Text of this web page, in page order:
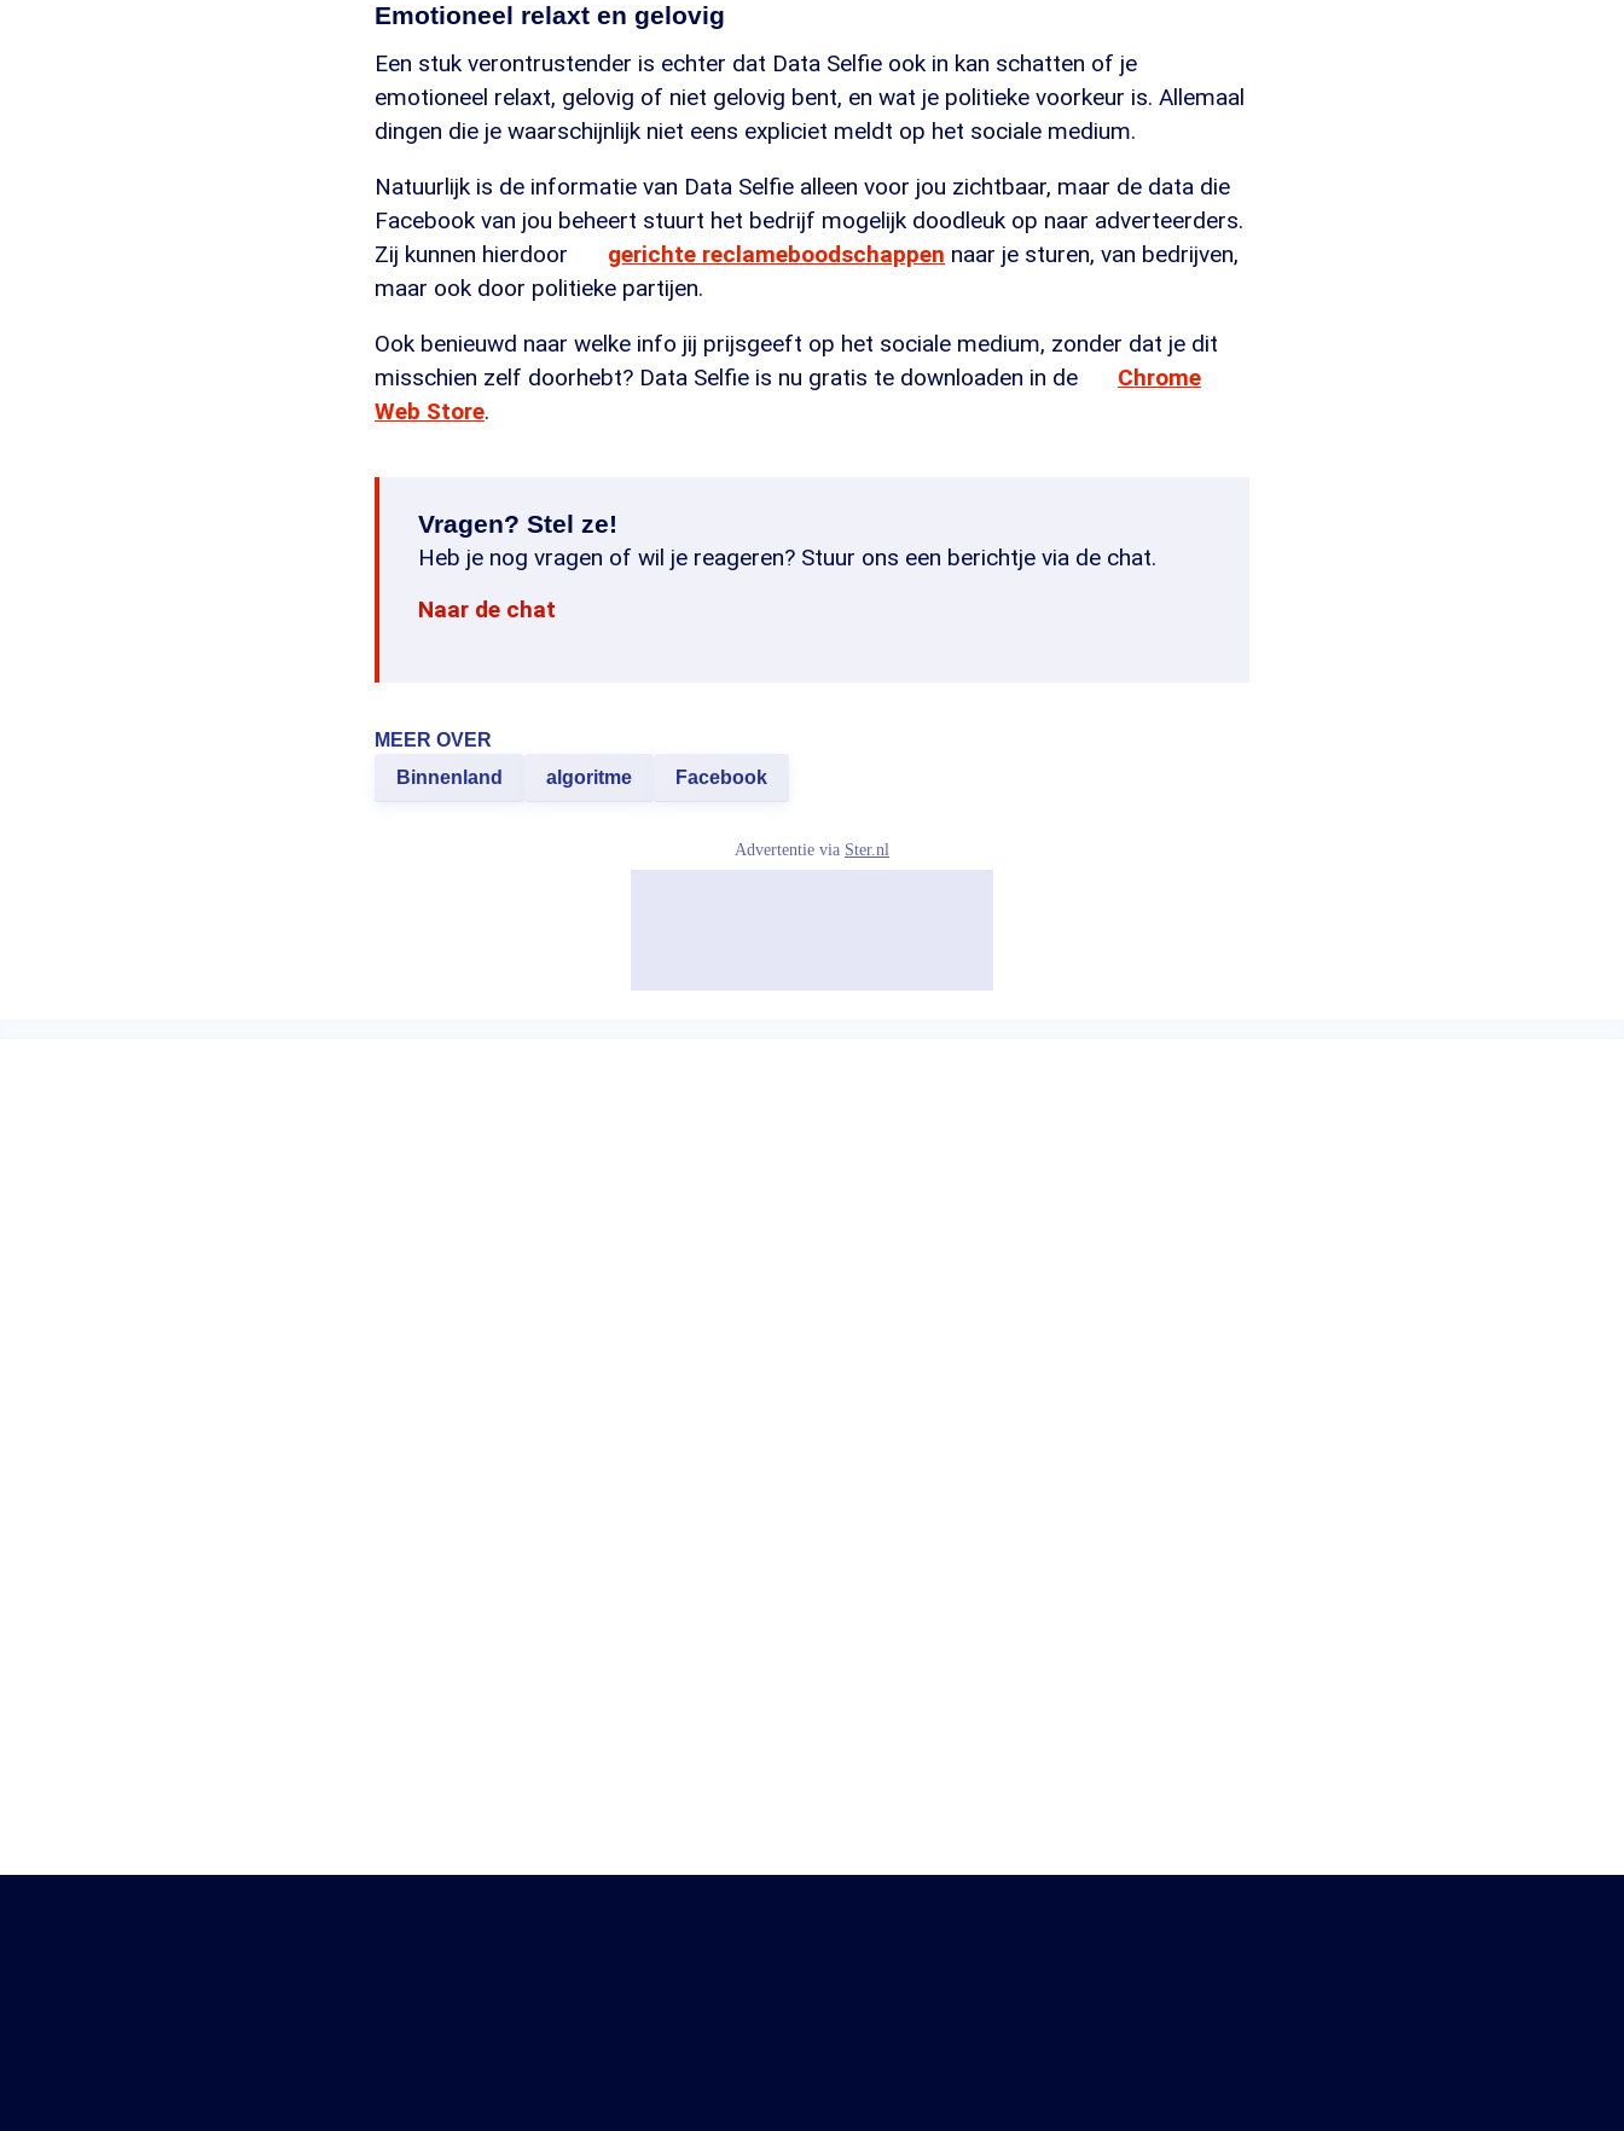
Emotioneel relaxt en gelovig
Een stuk verontrustender is echter dat Data Selfie ook in kan schatten of je
emotioneel relaxt, gelovig of niet gelovig bent, en wat je politieke voorkeur is. Allemaal
dingen die je waarschijnlijk niet eens expliciet meldt op het sociale medium.
Natuurlijk is de informatie van Data Selfie alleen voor jou zichtbaar, maar de data die
Facebook van jou beheert stuurt het bedrijf mogelijk doodleuk op naar adverteerders.
Zij kunnen hierdoor
gerichte reclameboodschappen naar je sturen, van bedrijven,
maar ook door politieke partijen.
Ook benieuwd naar welke info jij prijsgeeft op het sociale medium, zonder dat je dit
misschien zelf doorhebt? Data Selfie is nu gratis te downloaden in de
Chrome
Web Store.
Vragen? Stel ze!
Heb je nog vragen of wil je reageren? Stuur ons een berichtje via de chat.
Naar de chat
MEER OVER
Binnenland
algoritme Facebook
Advertentie via Ster.nl